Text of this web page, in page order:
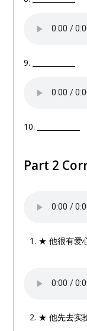
9. ____________
10. ____________
Part 2
★ 他很有爱
★ 他先去实